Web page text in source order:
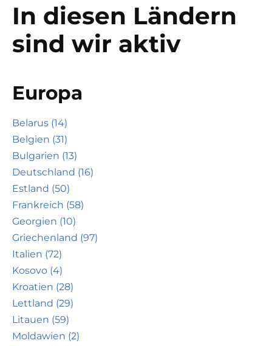
In diesen Ländern
sind wir aktiv
Europa
Belarus (14)
Belgien (31)
Bulgarien (13)
Deutschland (16)
Estland (50)
Frankreich (58)
Georgien (10)
Griechenland (97)
Italien (72)
Kosovo (4)
Kroatien (28)
Lettland (29)
Litauen (59)
Moldawien (2)